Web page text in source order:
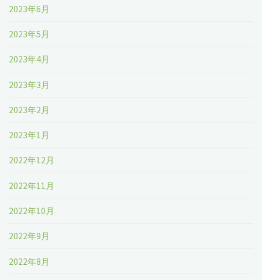
2023年6月
2023年5月
2023年4月
2023年3月
2023年2月
2023年1月
2022年12月
2022年11月
2022年10月
2022年9月
2022年8月